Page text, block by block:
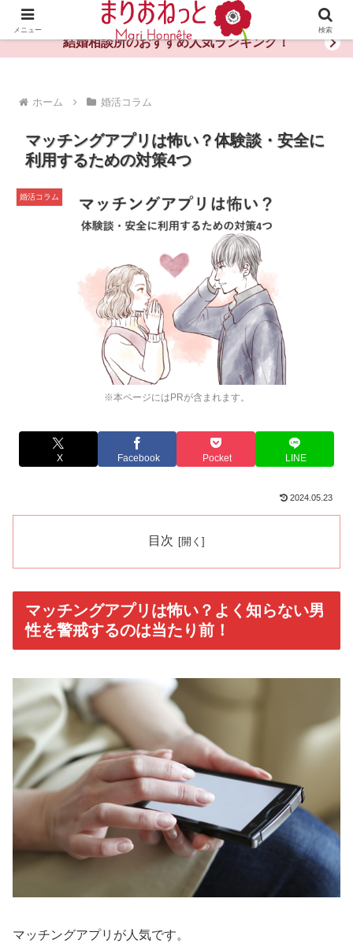
婚活や出会いの体験談・評判・秘訣がわかる情報サイト
結婚相談所のおすすめ人気ランキング！
ホーム 婚活コラム
マッチングアプリは怖い？体験談・安全に
利用するための対策4つ
※本ページにはPRが含まれます。
婚活コラム
X Facebook Pocket LINE
2024.05.23
目次
マッチングアプリは怖い？よく知らない男
性を警戒するのは当たり前！
マッチングアプリが人気です。
メニュー 検索